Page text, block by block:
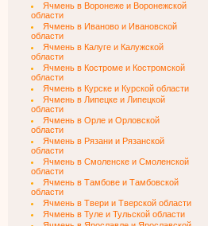
Ячмень в Воронеже и Воронежской
области
Ячмень в Иваново и Ивановской
области
Ячмень в Калуге и Калужской
области
Ячмень в Костроме и Костромской
области
Ячмень в Курске и Курской области
Ячмень в Липецке и Липецкой
области
Ячмень в Орле и Орловской
области
Ячмень в Рязани и Рязанской
области
Ячмень в Смоленске и Смоленской
области
Ячмень в Тамбове и Тамбовской
области
Ячмень в Твери и Тверской области
Ячмень в Туле и Тульской области